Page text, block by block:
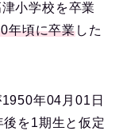
小学校を卒業
年頃に卒業した
年04月01日
を1期生と仮定